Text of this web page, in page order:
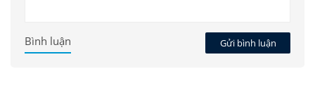
Gửi bình luận
Bình luận